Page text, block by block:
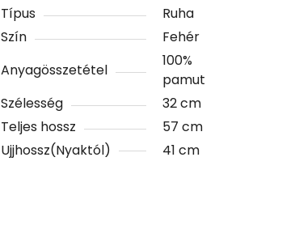
Típus
Ruha
Szín
Fehér
Anyagösszetétel
100%
pamut
Szélesség
32 cm
Teljes hossz
57 cm
Ujjhossz(Nyaktól)
41 cm